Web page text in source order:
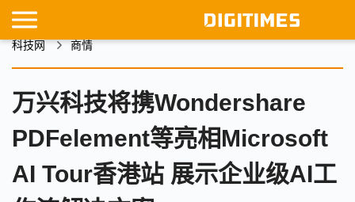
科技网 商情
万兴科技将携Wondershare
PDFelement等亮相Microsoft
AI Tour香港站 展示企业级AI工